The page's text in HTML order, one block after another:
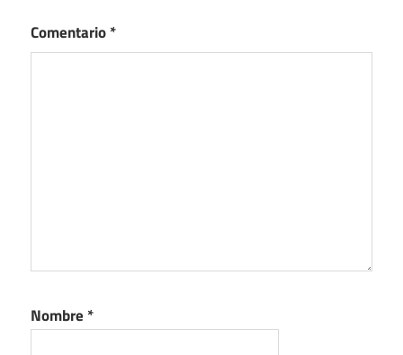
Comentario*
Nombre *